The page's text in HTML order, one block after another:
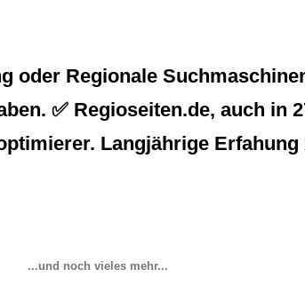
oder Regionale
✅ Regioseiten.de, auch in
Langjährige Erfahung
...und noch vieles mehr...